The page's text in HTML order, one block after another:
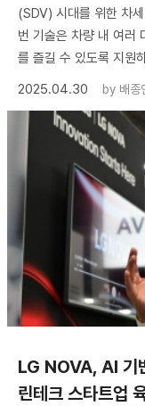
(SDV) 시대를 위한 차
번 기술은 차량 내 여러
를 즐길 수 있도록 지원
2025.04.30
by 배종
LG NOVA, AI 기
린테크 스타트업